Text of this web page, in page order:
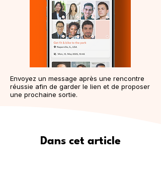
Envoyez un message après une rencontre
réussie afin de garder le lien et de proposer
une prochaine sortie.
Dans cet article